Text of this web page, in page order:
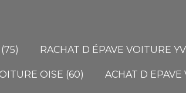
RACHAT D ÉPAVE VOITURE
OISE (60) ACHAT D